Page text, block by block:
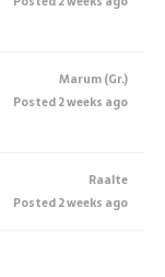
Marum (Gr.)
Posted 2 weeks ago
Raalte
Posted 2 weeks ago